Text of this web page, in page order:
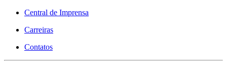
Central de Imprensa
Carreiras
Contatos